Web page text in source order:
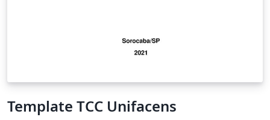
Template TCC Unifacens